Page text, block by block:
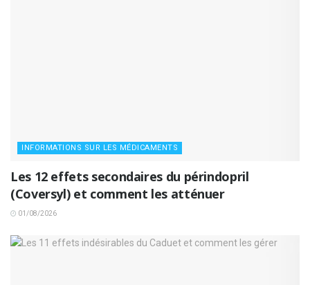
INFORMATIONS SUR LES MÉDICAMENTS
Les 12 effets secondaires du périndopril
(Coversyl) et comment les atténuer
01/08/2026